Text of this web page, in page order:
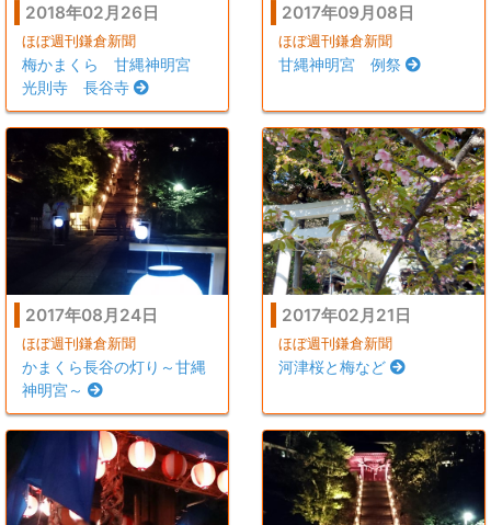
2018年02月26日
ほぼ週刊鎌倉新聞
梅かまくら 甘縄神明宮
光則寺 長谷寺
2017年09月08日
ほぼ週刊鎌倉新聞
甘縄神明宮 例祭
2017年08月24日
ほぼ週刊鎌倉新聞
かまくら長谷の灯り～甘縄
神明宮～
2017年02月21日
ほぼ週刊鎌倉新聞
河津桜と梅など